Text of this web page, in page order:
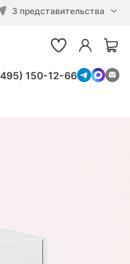
3 представительства
150-12-66